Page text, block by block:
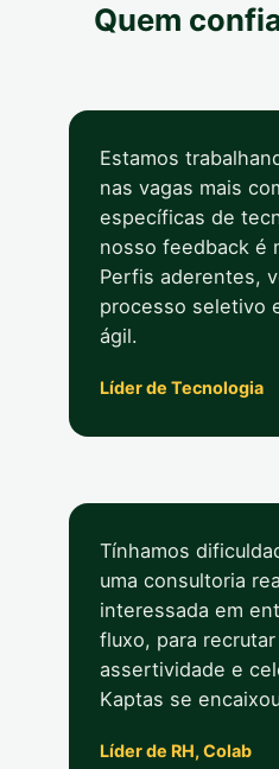
Quem
Estamos
nas vagas mais
específicas de
nosso feedback é
Perfis aderentes,
processo seletivo
ágil.
Líder de Tecnologia
Tínhamos
uma consultoria
interessada em
fluxo, para
assertividade e
Kaptas se
Líder de RH, Colab